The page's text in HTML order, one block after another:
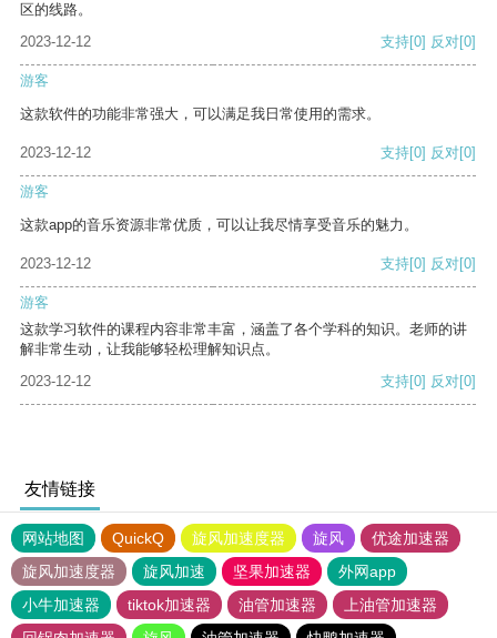
区的线路。
2023-12-12
支持[0] 反对[0]
游客
这款软件的功能非常强大，可以满足我日常使用的需求。
2023-12-12 支持[0] 反对[0]
游客
这款app的音乐资源非常优质，可以让我尽情享受音乐的魅力。
2023-12-12 支持[0] 反对[0]
游客
这款学习软件的课程内容非常丰富，涵盖了各个学科的知识。老师的讲
解非常生动，让我能够轻松理解知识点。
2023-12-12
支持[0] 反对[0]
友情链接
网站地图 QuickQ 旋风加速度器 旋风
优途加速器
旋风加速度器
旋风加速 坚果加速器
外网app
小牛加速器
tiktok加速器 油管加速器
上油管加速器